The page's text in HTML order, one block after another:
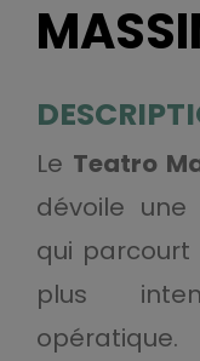
Le Teatro
dévoile une
qui
plus
opératique.